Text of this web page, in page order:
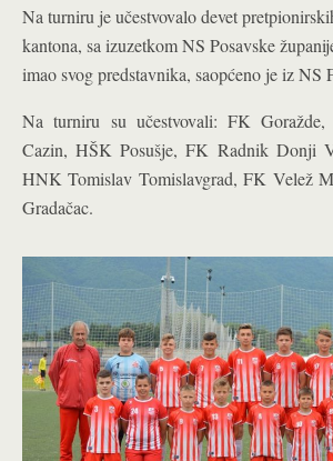
Na turniru je učestvovalo devet
kantona, sa izuzetkom NS Posavske
imao svog predstavnika, saopćeno je iz NS
Na turniru su učestvovali: FK
Cazin, HŠK Posušje, FK Radnik Donji
HNK Tomislav Tomislavgrad, FK Velež
Gradačac.